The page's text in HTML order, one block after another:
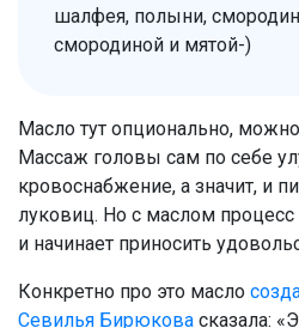
шалфея, полыни,
смородиной и мятой-)
Масло тут опционально,
Массаж головы сам по себе
кровоснабжение, а значит, и
луковиц. Но с маслом процесс
и начинает приносить
Конкретно про это масло
Севилья Бирюкова сказала: